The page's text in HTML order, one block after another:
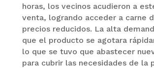
horas, los vecinos acudieron a
venta, logrando acceder a carne
precios reducidos. La alta
que el producto se agotara
lo que se tuvo que abastecer
para cubrir las necesidades de la